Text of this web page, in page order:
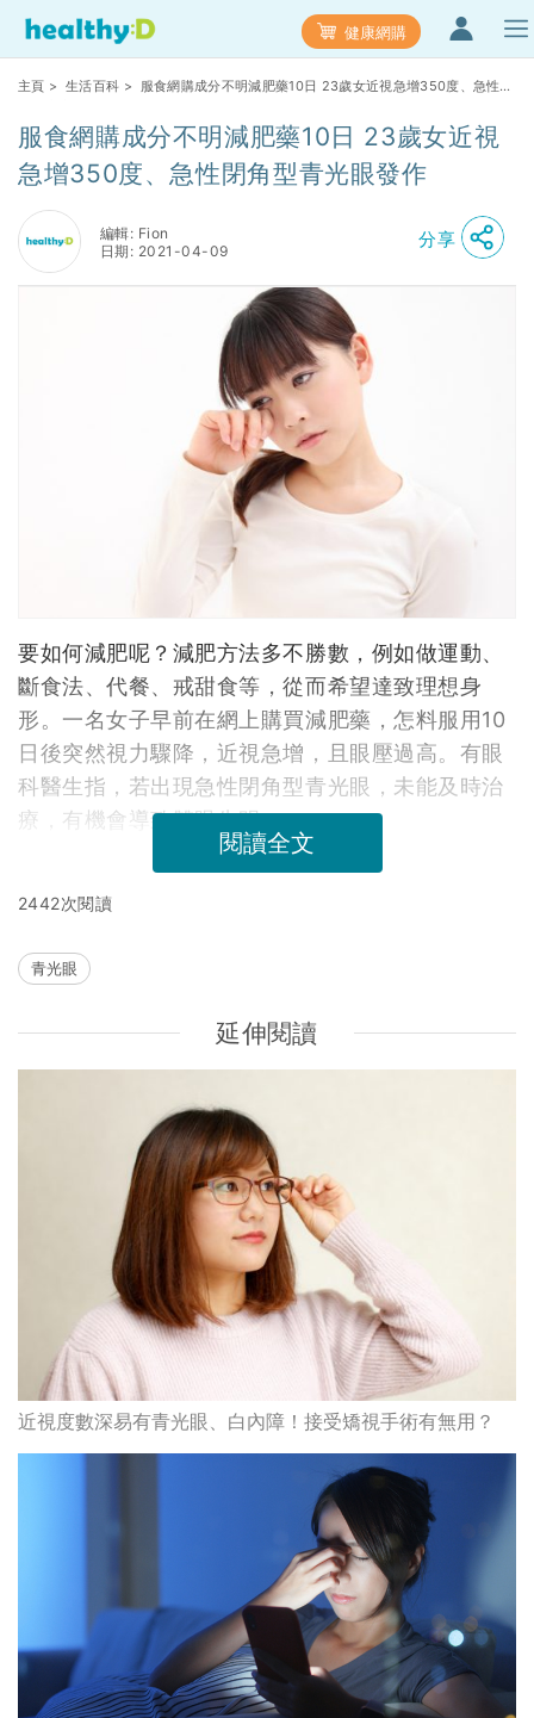
健康網購
主頁 > 生活百科 > 服食網購成分不明減肥藥10日 23歲女近視急增350度、急性閉
服食網購成分不明減肥藥10日 23歲女近視
急增350度、急性閉角型青光眼發作
編輯: Fion
日期: 2021-04-09
分享
要如何減肥呢？減肥方法多不勝數，例如做運動、
斷食法、代餐、戒甜食等，從而希望達致理想身
形。一名女子早前在網上購買減肥藥，怎料服用10
日後突然視力驟降，近視急增，且眼壓過高。有眼
科醫生指，若出現急性閉角型青光眼，未能及時治
療，有機會導致雙眼失明。
閱讀全文
2442次閱讀
青光眼
延伸閱讀
近視度數深易有青光眼、白內障！接受矯視手術有無用？